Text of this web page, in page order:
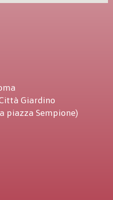
Giardino
piazza Sempione)